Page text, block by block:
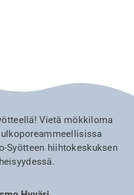
Vietä mökkiloma
Syötteen hiihtokeskuksen